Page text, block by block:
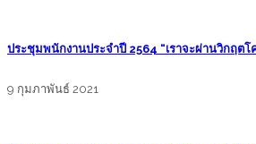
ประชุมพนักงานประจำปี 2564 “เราจะผ่านวิกฤตโ
9 กุมภาพันธ์ 2021